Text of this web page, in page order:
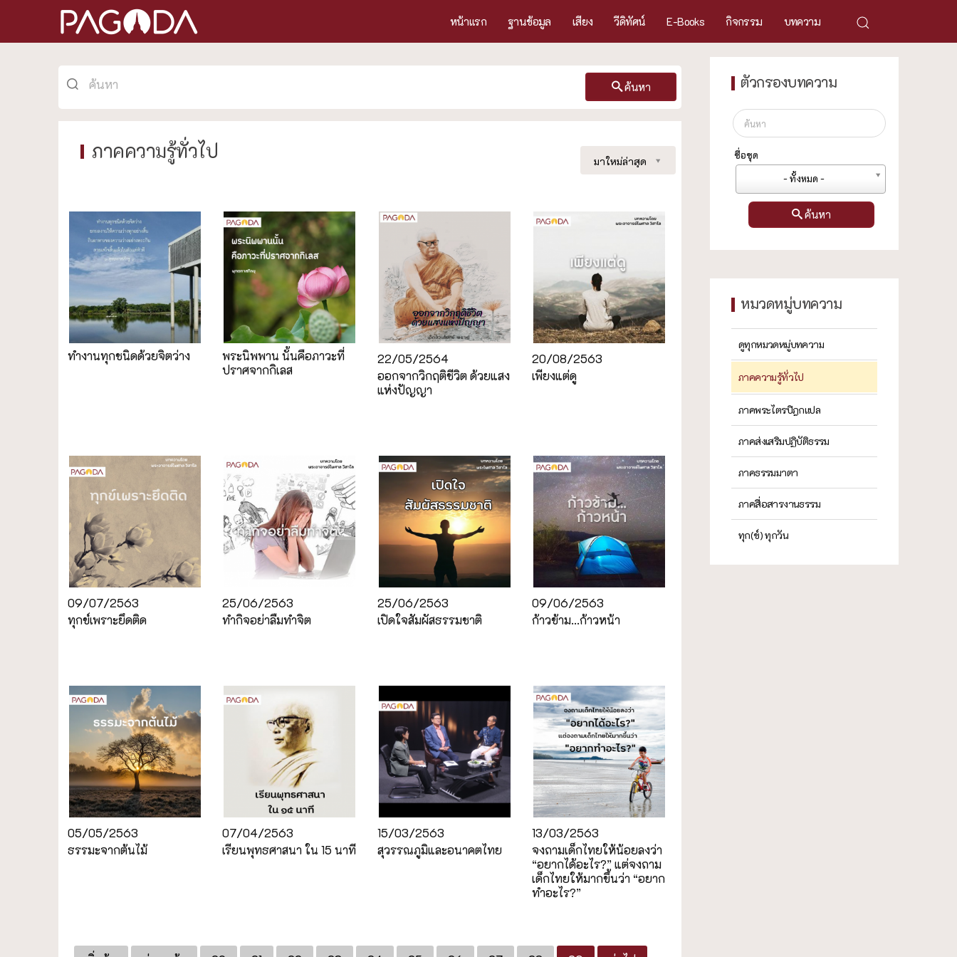
หน้าแรก ฐานข้อมูล เสียง วีดิทัศน์ E-Books กิจกรรม บทความ
ภาคความรู้ทั่วไป
ค้นหา
มาใหม่ล่าสุด
ทำงานทุกชนิดด้วยจิตว่าง
พระนิพพาน นั้นคือภาวะที่
ปราศจากกิเลส
22/05/2564
ออกจากวิกฤติชีวิต ด้วยแสง
แห่งปัญญา
20/08/2563
เพียงแต่ดู
09/07/2563
ทุกข์เพราะยึดติด
25/06/2563
ทำกิจอย่าลืมทำจิต
25/06/2563
เปิดใจสัมผัสธรรมชาติ
09/06/2563
ก้าวข้าม...ก้าวหน้า
05/05/2563
ธรรมะจากต้นไม้
07/04/2563
เรียนพุทธศาสนา ใน 15 นาที
15/03/2563
สุวรรณภูมิและอนาคตไทย
13/03/2563
จงถามเด็กไทยให้น้อยลงว่า
“อยากได้อะไร?” แต่จงถาม
เด็กไทยให้มากขึ้นว่า “อยาก
ทำอะไร?”
ตัวกรองบทความ
ชื่อชุด
- ทั้งหมด -
ค้นหา
หมวดหมู่บทความ
ดูทุกหมวดหมู่บทความ
ภาคความรู้ทั่วไป
ภาคพระไตรปิฎกแปล
ภาคส่งเสริมปฏิบัติธรรม
ภาคธรรมมาตา
ภาคสื่อสารงานธรรม
ทุก(ข์) ทุกวัน